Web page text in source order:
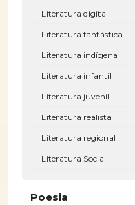
Literatura digital
Literatura fantástica
Literatura indígena
Literatura infantil
Literatura juvenil
Literatura realista
Literatura regional
Literatura Social
Poesia